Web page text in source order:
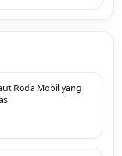
Roda Mobil yang